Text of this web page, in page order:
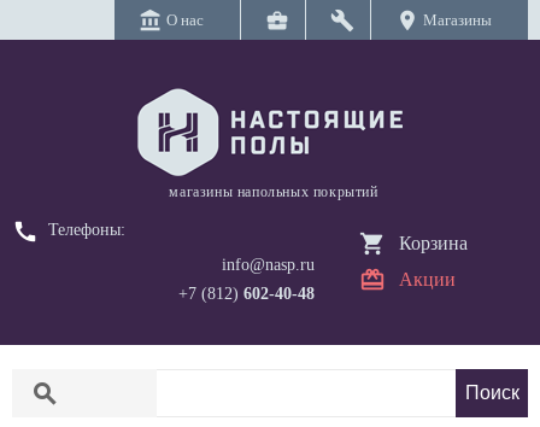
account_balance О нас business_center build location_on Магазины
магазины напольных покрытий
call
Телефоны:
info@nasp.ru
+7 (812) 602-40-48
Корзина
Акции
search